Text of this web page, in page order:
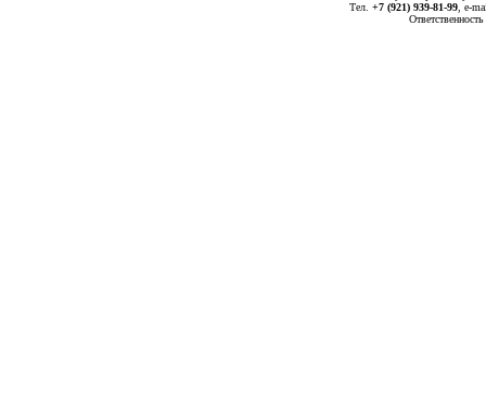
Тел. +7 (921) 939-81-99, е-